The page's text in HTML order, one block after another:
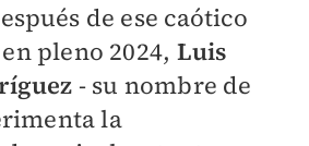
de ese caótico
pleno 2024, Luis
- su nombre de
la